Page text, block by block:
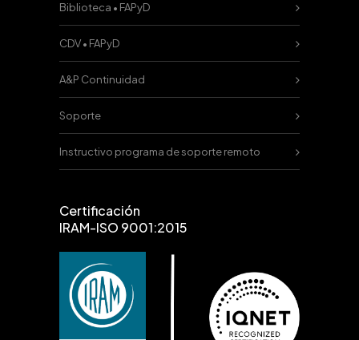
Biblioteca • FAPyD
CDV • FAPyD
A&P Continuidad
Soporte
Instructivo programa de soporte remoto
Certificación
IRAM-ISO 9001:2015